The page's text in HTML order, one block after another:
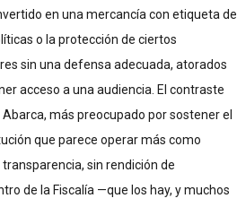
en una mercancía con etiqueta de
o la protección de ciertos
sin una defensa adecuada, atorados
acceso a una audiencia. El contraste
más preocupado por sostener el
que parece operar más como
sin rendición de
de la Fiscalía —que los hay, y muchos